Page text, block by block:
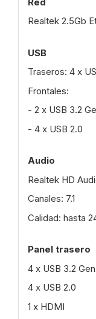
Realtek 2.5Gb
USB
Traseros: 4 x
Frontales:
- 2 x USB 3.2
- 4 x USB 2.0
Audio
Realtek HD
Canales: 7.1
Calidad: hasta
Panel trasero
4 x USB 3.2 Gen
4 x USB 2.0
1 x HDMI